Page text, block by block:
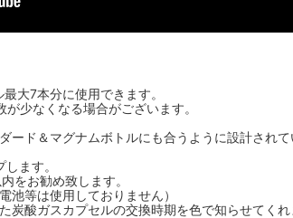
大7本分に使用できます。
少なくなる場合がございます。
ード＆マグナムボトルにも合うように設計されて
ます。
をお勧め致します。
池等は使用しておりません）
炭酸ガスカプセルの交換時期を色で知らせてくれ